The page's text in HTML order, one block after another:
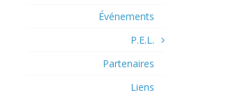
Événements
P.E.L.
Partenaires
Liens